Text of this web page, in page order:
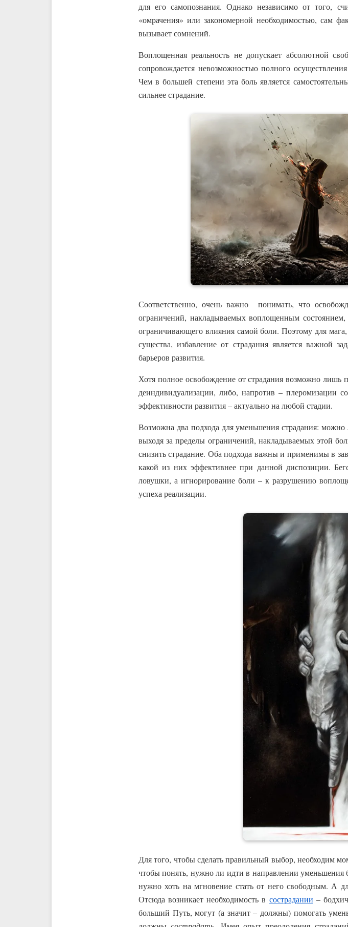
для его самопознания. Однако независимо от того,
«омрачения» или закономерной необходимостью, сам
вызывает сомнений.
Воплощенная реальность не допускает абсолютной
сопровождается невозможностью полного
Чем в большей степени эта боль является
сильнее страдание.
Соответственно, очень важно понимать, что
ограничений, накладываемых воплощенным
ограничивающего влияния самой боли. Поэтому для
существа, избавление от страдания является важной
барьеров развития.
Хотя полное освобождение от страдания возможно лишь
деиндивидуализации, либо, напротив – плеромизации
эффективности развития – актуально на любой стадии.
Возможна два подхода для уменьшения страдания:
выходя за пределы ограничений, накладываемых этой
снизить страдание. Оба подхода важны и применимы в
какой из них эффективнее при данной диспозиции.
ловушки, а игнорирование боли – к разрушению
успеха реализации.
Для того, чтобы сделать правильный выбор, необходим
чтобы понять, нужно ли идти в направлении уменьшения
нужно хоть на мгновение стать от него свободным. А
Отсюда возникает необходимость в сострадании –
больший Путь, могут (а значит – должны) помогать